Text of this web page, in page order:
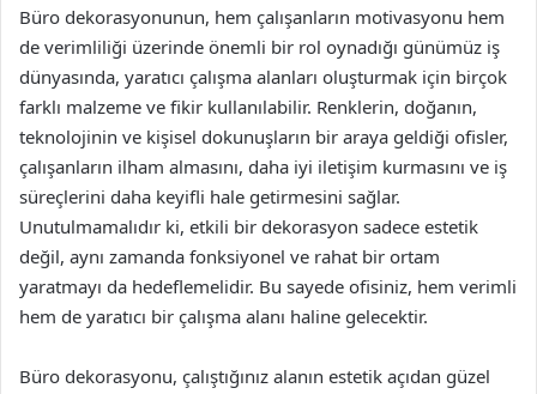
Büro dekorasyonunun, hem çalışanların motivasyonu hem
de verimliliği üzerinde önemli bir rol oynadığı günümüz iş
dünyasında, yaratıcı çalışma alanları oluşturmak için birçok
farklı malzeme ve fikir kullanılabilir. Renklerin, doğanın,
teknolojinin ve kişisel dokunuşların bir araya geldiği ofisler,
çalışanların ilham almasını, daha iyi iletişim kurmasını ve iş
süreçlerini daha keyifli hale getirmesini sağlar.
Unutulmamalıdır ki, etkili bir dekorasyon sadece estetik
değil, aynı zamanda fonksiyonel ve rahat bir ortam
yaratmayı da hedeflemelidir. Bu sayede ofisiniz, hem verimli
hem de yaratıcı bir çalışma alanı haline gelecektir.
Büro dekorasyonu, çalıştığınız alanın estetik açıdan güzel